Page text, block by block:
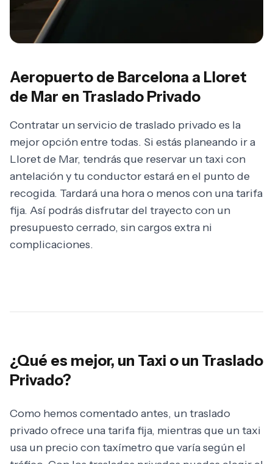
Aeropuerto de Barcelona a Lloret
de Mar en Traslado Privado
Contratar un servicio de traslado privado es la
mejor opción entre todas. Si estás planeando ir a
Lloret de Mar, tendrás que reservar un taxi con
antelación y tu conductor estará en el punto de
recogida. Tardará una hora o menos con una tarifa
fija. Así podrás disfrutar del trayecto con un
presupuesto cerrado, sin cargos extra ni
complicaciones.
¿Qué es mejor, un Taxi o un Traslado
Privado?
Como hemos comentado antes, un traslado
privado ofrece una tarifa fija, mientras que un taxi
usa un precio con taxímetro que varía según el